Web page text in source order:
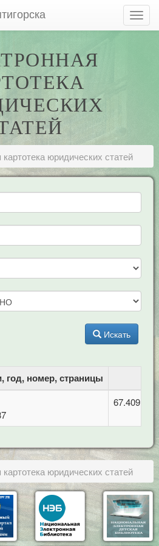
юридических статей
Искать
год, номер, страницы
67.409
юридических статей